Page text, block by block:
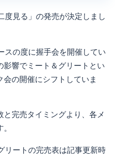
度見る」の発売が決定しまし
スの度に握手会を開催してい
影響でミート＆グリートとい
会の開催にシフトしていま
完売タイミングより、各メ
リートの完売表は記事更新時